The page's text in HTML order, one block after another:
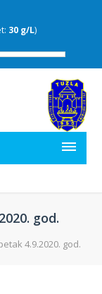
30 g/L)
god.
4.9.2020. god.